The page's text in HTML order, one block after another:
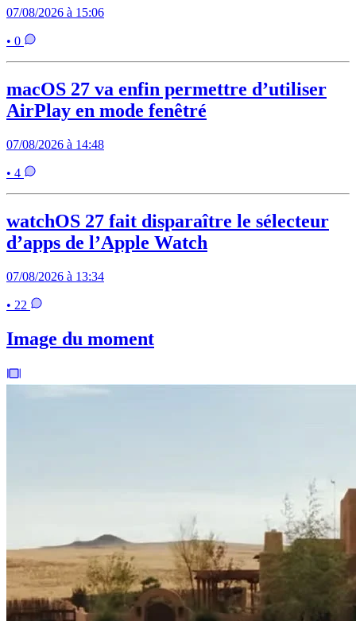
07/08/2026 à 15:06
• 0
macOS 27 va enfin permettre d’utiliser
AirPlay en mode fenêtré
07/08/2026 à 14:48
• 4
watchOS 27 fait disparaître le sélecteur
d’apps de l’Apple Watch
07/08/2026 à 13:34
• 22
Image du moment